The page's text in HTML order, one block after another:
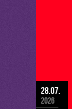
28.07.
2026